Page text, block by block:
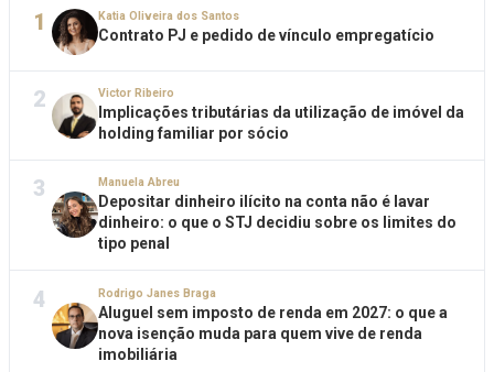
1 Katia Oliveira dos Santos
Contrato PJ e pedido de vínculo empregatício
2 Victor Ribeiro
Implicações tributárias da utilização de imóvel da
holding familiar por sócio
3 Manuela Abreu
Depositar dinheiro ilícito na conta não é lavar
dinheiro: o que o STJ decidiu sobre os limites do
tipo penal
4 Rodrigo Janes Braga
Aluguel sem imposto de renda em 2027: o que a
nova isenção muda para quem vive de renda
imobiliária